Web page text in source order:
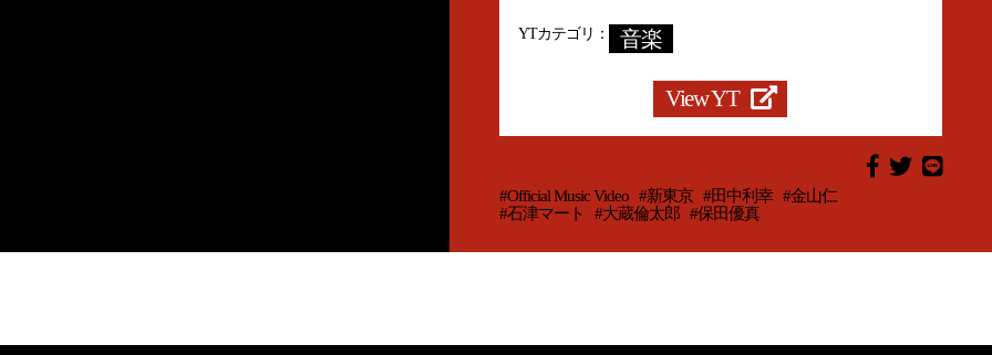
YTカテゴリ 音楽
View YT
#Official Music Video #新東京 #田中利幸 #金山仁
#石津マート
#大蔵倫太郎 #保田優真